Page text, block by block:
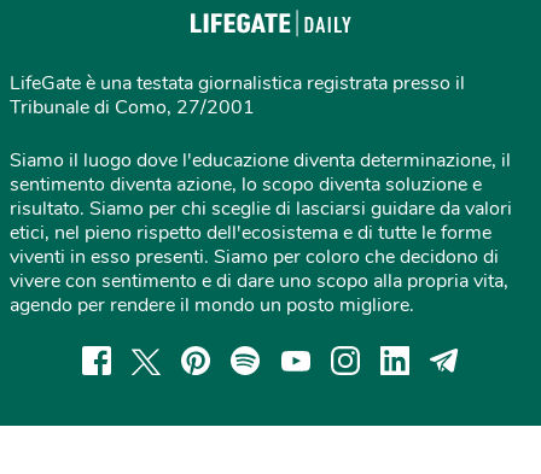
LifeGate è una testata giornalistica registrata presso il
Tribunale di Como, 27/2001
Siamo il luogo dove l'educazione diventa determinazione, il
sentimento diventa azione, lo scopo diventa soluzione e
risultato. Siamo per chi sceglie di lasciarsi guidare da valori
etici, nel pieno rispetto dell'ecosistema e di tutte le forme
viventi in esso presenti. Siamo per coloro che decidono di
vivere con sentimento e di dare uno scopo alla propria vita,
agendo per rendere il mondo un posto migliore.